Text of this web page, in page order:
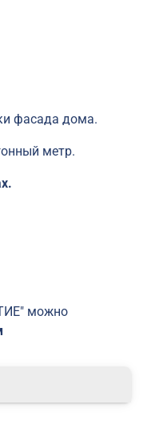
фасада дома.
метр.
можно